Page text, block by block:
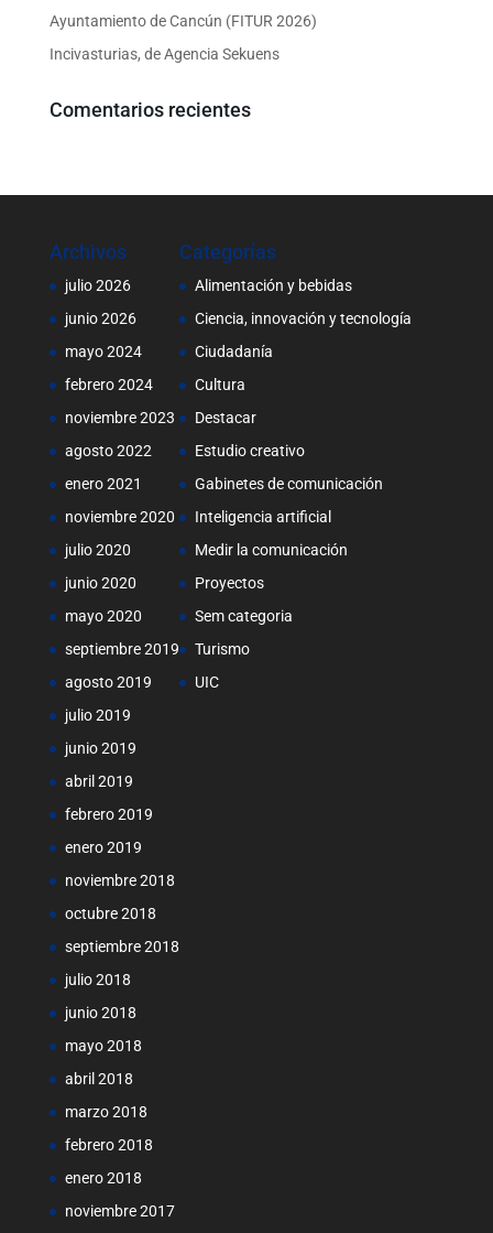
Ayuntamiento de Cancún (FITUR 2026)
Incivasturias, de Agencia Sekuens
Comentarios recientes
Archivos
julio 2026
junio 2026
mayo 2024
febrero 2024
noviembre 2023
agosto 2022
enero 2021
noviembre 2020
julio 2020
junio 2020
mayo 2020
septiembre 2019
agosto 2019
julio 2019
junio 2019
abril 2019
febrero 2019
enero 2019
noviembre 2018
octubre 2018
septiembre 2018
julio 2018
junio 2018
mayo 2018
abril 2018
marzo 2018
febrero 2018
enero 2018
noviembre 2017
Categorías
Alimentación y bebidas
Ciencia, innovación y tecnología
Ciudadanía
Cultura
Destacar
Estudio creativo
Gabinetes de comunicación
Inteligencia artificial
Medir la comunicación
Proyectos
Sem categoria
Turismo
UIC